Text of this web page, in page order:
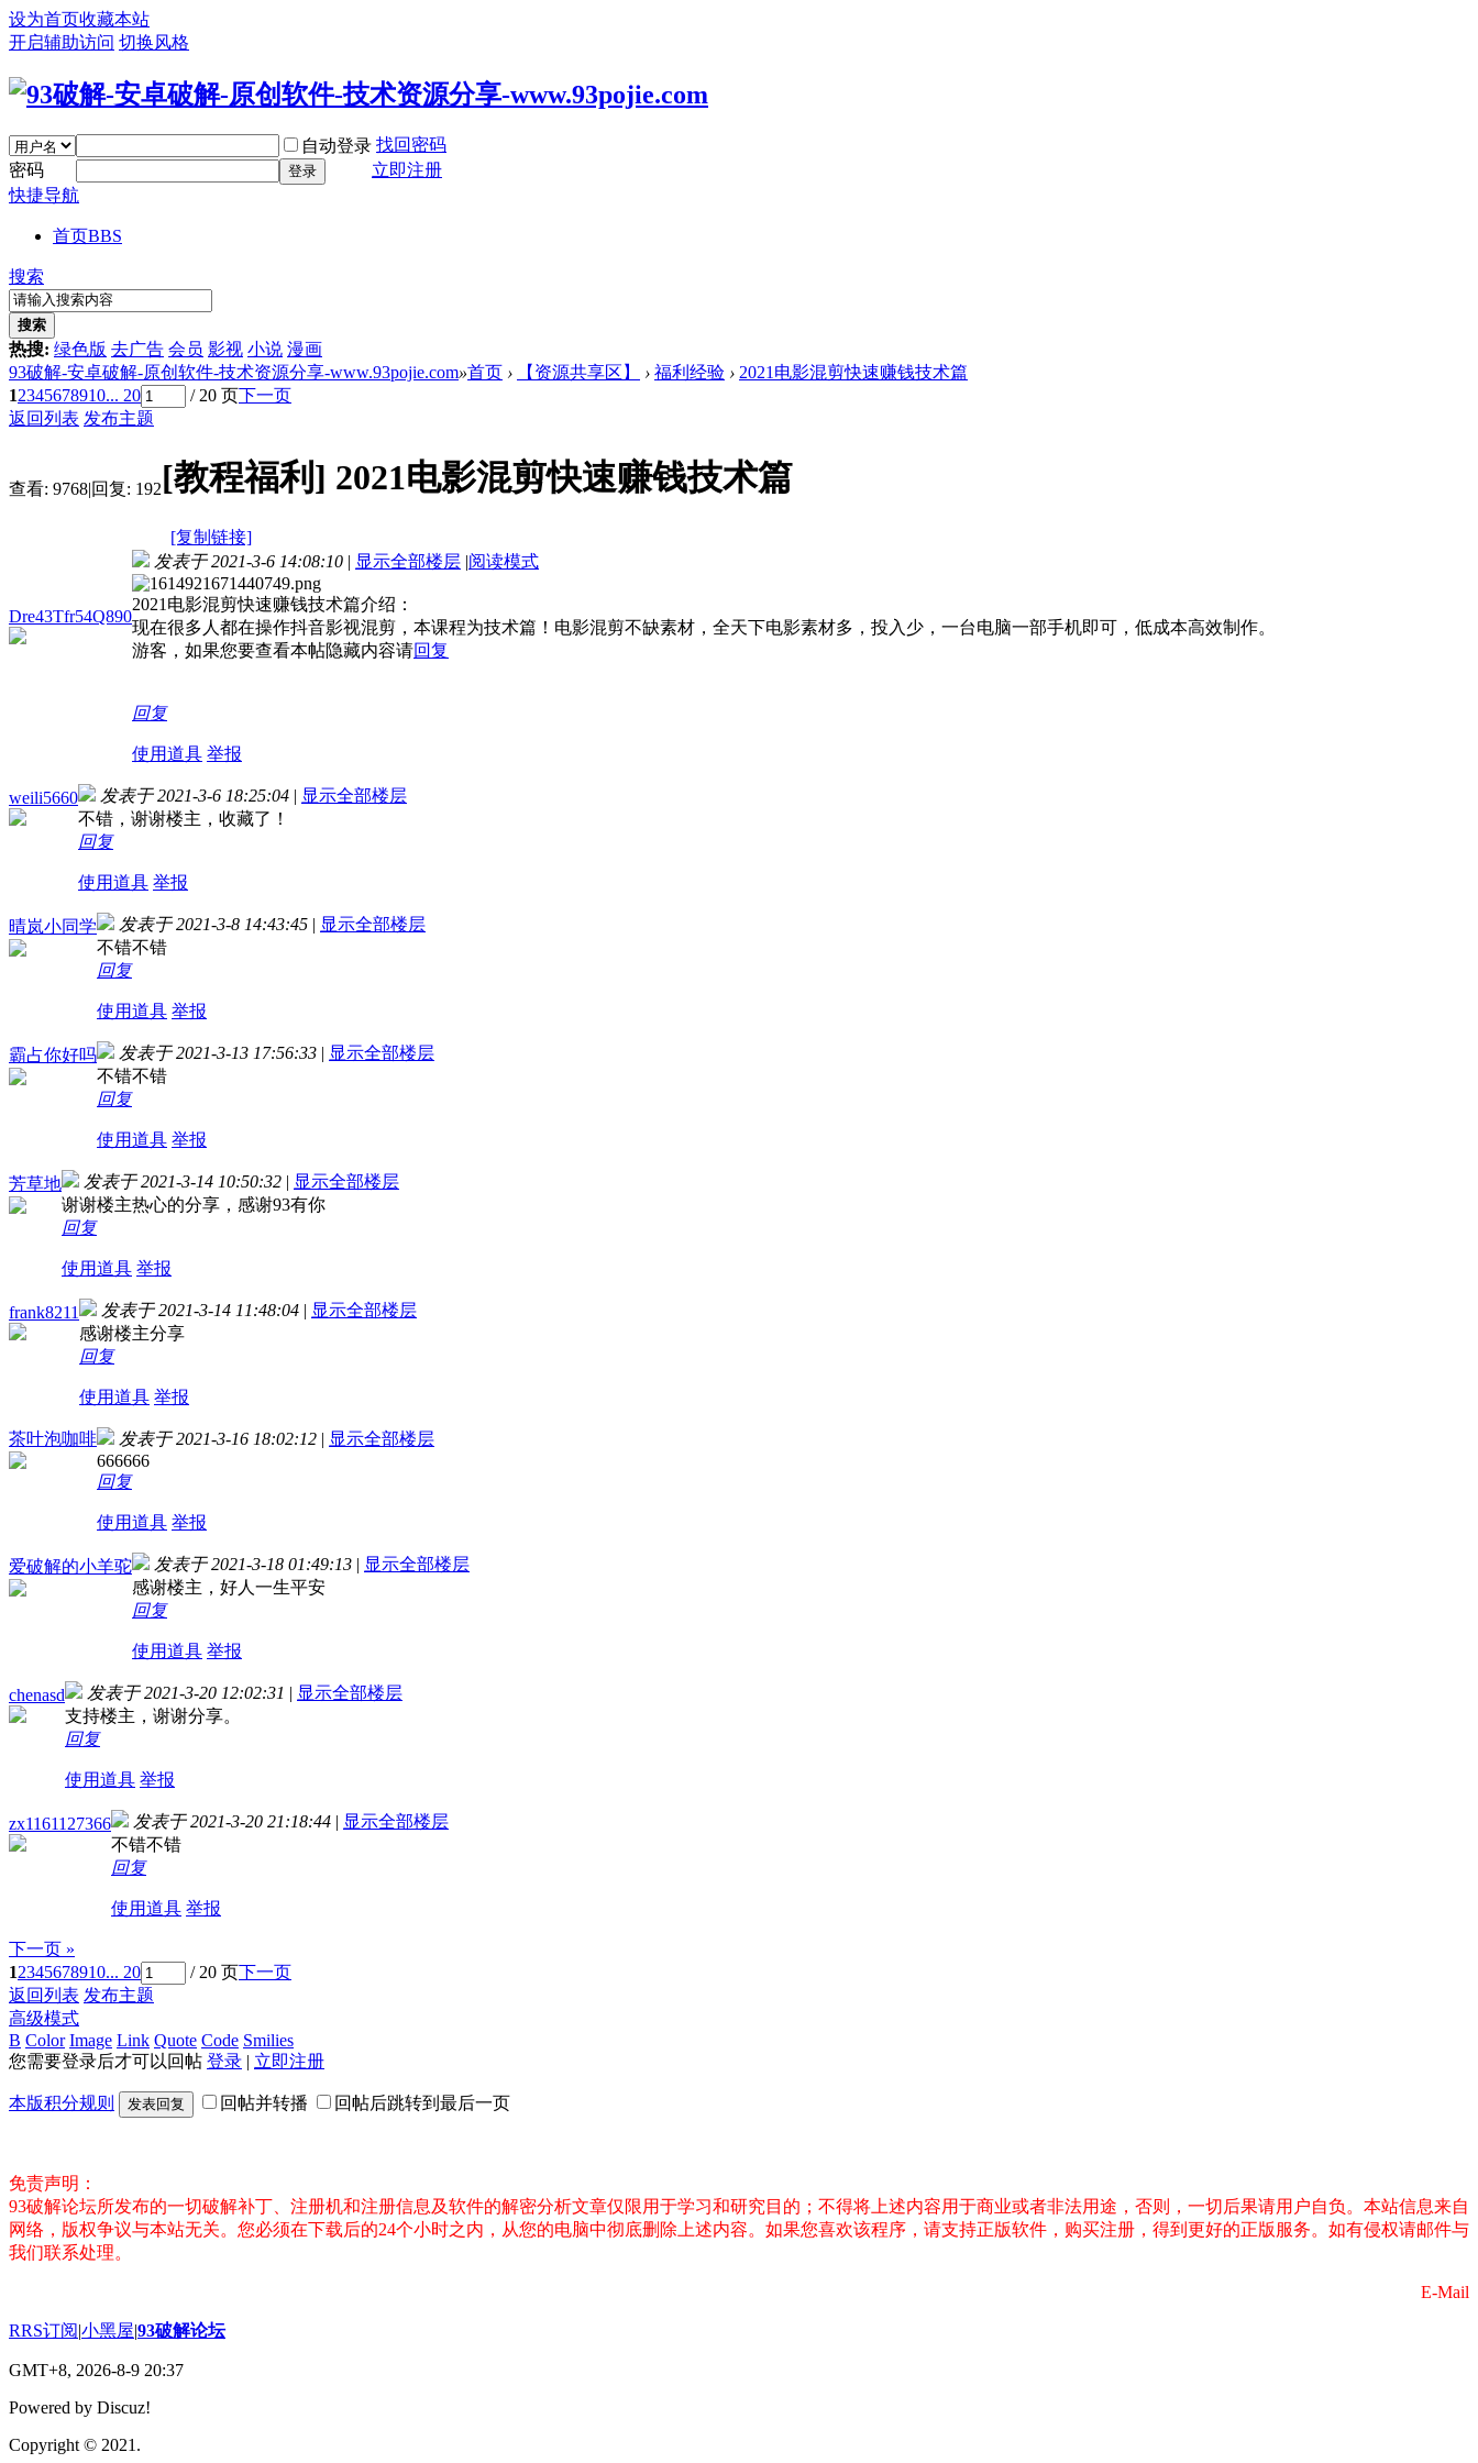
设为首页收藏本站
开启辅助访问 切换风格
自动登录 找回密码
密码
登录
立即注册
快捷导航
首页BBS
搜索
搜索
热搜: 绿色版 去广告 会员 影视 小说 漫画
93破解-安卓破解-原创软件-技术资源分享-www.93pojie.com»首页 › 【资源共享区】 › 福利经验 › 2021电影混剪快速赚钱技术篇
12345678910... 20 / 20 页下一页
返回列表 发布主题
查看: 9768|回复: 192[教程福利] 2021电影混剪快速赚钱技术篇
[复制链接]
Dre43Tfr54Q890
发表于 2021-3-6 14:08:10 | 显示全部楼层 |阅读模式
2021电影混剪快速赚钱技术篇介绍：
现在很多人都在操作抖音影视混剪，本课程为技术篇！电影混剪不缺素材，全天下电影素材多，投入少，一台电脑一部手机即可，低成本高效制作。
游客，如果您要查看本帖隐藏内容请回复
回复
使用道具 举报
weili5660 发表于 2021-3-6 18:25:04 | 显示全部楼层
不错，谢谢楼主，收藏了！
回复
使用道具 举报
晴岚小同学 发表于 2021-3-8 14:43:45 | 显示全部楼层
不错不错
回复
使用道具 举报
霸占你好吗 发表于 2021-3-13 17:56:33 | 显示全部楼层
不错不错
回复
使用道具 举报
芳草地 发表于 2021-3-14 10:50:32 | 显示全部楼层
谢谢楼主热心的分享，感谢93有你
回复
使用道具 举报
frank8211 发表于 2021-3-14 11:48:04 | 显示全部楼层
感谢楼主分享
回复
使用道具 举报
茶叶泡咖啡 发表于 2021-3-16 18:02:12 | 显示全部楼层
666666
回复
使用道具 举报
爱破解的小羊驼 发表于 2021-3-18 01:49:13 | 显示全部楼层
感谢楼主，好人一生平安
回复
使用道具 举报
chenasd 发表于 2021-3-20 12:02:31 | 显示全部楼层
支持楼主，谢谢分享。
回复
使用道具 举报
zx1161127366 发表于 2021-3-20 21:18:44 | 显示全部楼层
不错不错
回复
使用道具 举报
下一页 »
12345678910... 20 / 20 页下一页
返回列表 发布主题
高级模式
B Color Image Link Quote Code Smilies
您需要登录后才可以回帖 登录 | 立即注册
本版积分规则 发表回复 回帖并转播 回帖后跳转到最后一页
免责声明：
93破解论坛所发布的一切破解补丁、注册机和注册信息及软件的解密分析文章仅限用于学习和研究目的；不得将上述内容用于商业或者非法用途，否则，一切后果请用户自负。本站信息来自
网络，版权争议与本站无关。您必须在下载后的24个小时之内，从您的电脑中彻底删除上述内容。如果您喜欢该程序，请支持正版软件，购买注册，得到更好的正版服务。如有侵权请邮件与
我们联系处理。
E-Mail
RRS订阅|小黑屋|93破解论坛
GMT+8, 2026-8-9 20:37
Powered by Discuz!
Copyright © 2021.